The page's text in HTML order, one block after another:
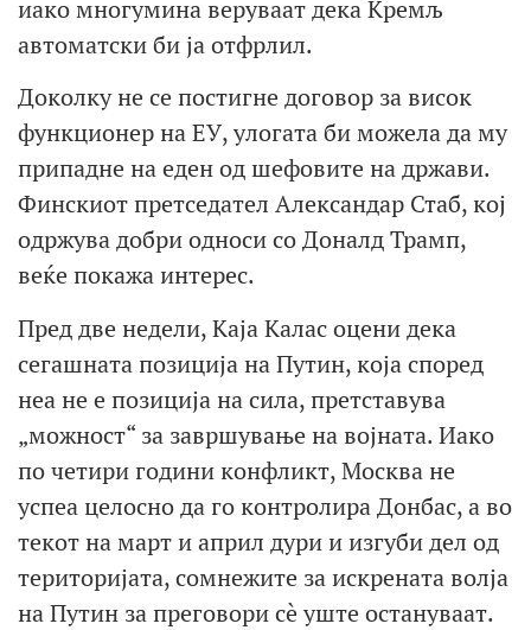
иако многумина веруваат дека Кремљ
автоматски би ја отфрлил.
Доколку не се постигне договор за висок
функционер на ЕУ, улогата би можела да му
припадне на еден од шефовите на држави.
Финскиот претседател Александар Стаб, кој
одржува добри односи со Доналд Трамп,
веќе покажа интерес.
Пред две недели, Каја Калас оцени дека
сегашната позиција на Путин, која според
неа не е позиција на сила, претставува
„можност“ за завршување на војната. Иако
по четири години конфликт, Москва не
успеа целосно да го контролира Донбас, а во
текот на март и април дури и изгуби дел од
територијата, сомнежите за искрената волја
на Путин за преговори сè уште остануваат.